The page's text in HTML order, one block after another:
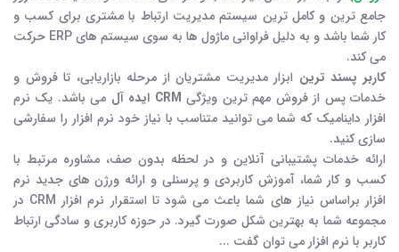
جامع ترین و کامل ترین سیستم مدیریت ارتباط با مشتری برای کسب و
کار شما باشد و به دلیل فراوانی ماژول ها به سوی سیستم های ERP حرکت
می کند.
کاربر پسند ترین ابزار مدیریت مشتریان از مرحله بازاریابی، تا فروش و
خدمات پس از فروش مهم ترین ویژگی CRM ایده آل
می باشد. یک نرم
افزار داینامیک که شما می توانید متناسب با نیاز خود نرم افزار را سفارشی
سازی کنید.
ارائه خدمات پشتیبانی آنلاین و در لحظه بدون صف، مشاوره مرتبط با
کسب و کار شما، آموزش کاربردي و پرسنلي و ارائه ورژن های جدید نرم
افزار براساس نیاز های شما باعث می شود تا استقرار نرم افزار CRM در
مجموعه شما به بهترین شکل صورت گیرد. در حوزه کاربری و سادگی ارتباط
کاربر با نرم افزار می توان گفت ...